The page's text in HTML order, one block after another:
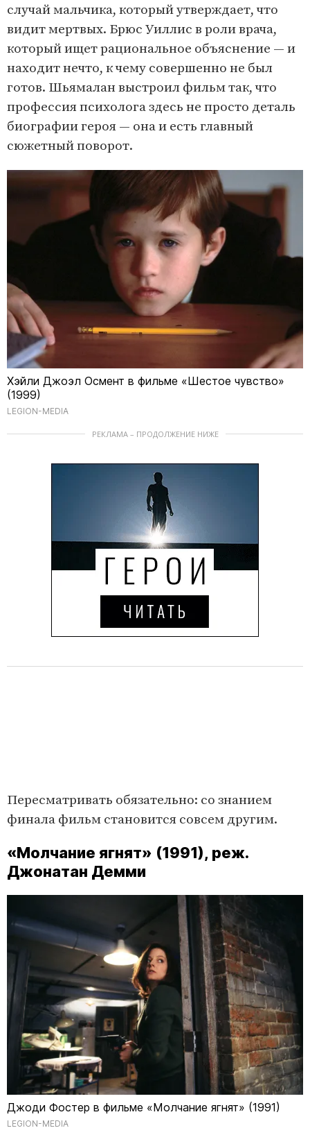
случай мальчика, который утверждает, что
видит мертвых. Брюс Уиллис в роли врача,
который ищет рациональное объяснение — и
находит нечто, к чему совершенно не был
готов. Шьямалан выстроил фильм так, что
профессия психолога здесь не просто деталь
биографии героя — она и есть главный
сюжетный поворот.
Хэйли Джоэл Осмент в фильме «Шестое чувство»
(1999)
LEGION-MEDIA
РЕКЛАМА – ПРОДОЛЖЕНИЕ НИЖЕ
Пересматривать обязательно: со знанием
финала фильм становится совсем другим.
«Молчание ягнят» (1991), реж.
Джонатан Демми
Джоди Фостер в фильме «Молчание ягнят» (1991)
LEGION-MEDIA